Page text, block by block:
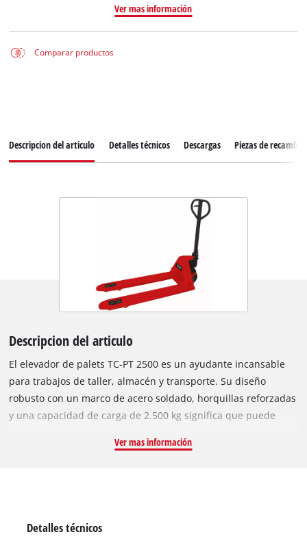
Ver mas información
Comparar productos
Descripcion del articulo Detalles técnicos Descargas Piezas de recambio
Descripcion del articulo
El elevador de palets TC-PT 2500 es un ayudante incansable
para trabajos de taller, almacén y transporte. Su diseño
robusto con un marco de acero soldado, horquillas reforzadas
y una capacidad de carga de 2.500 kg significa que puede
es seguro y fácil de operar gracias a su manija de seguridad
bolas, los volantes revestidos de PU y los rodillos de carga
Ver mas información
Detalles técnicos